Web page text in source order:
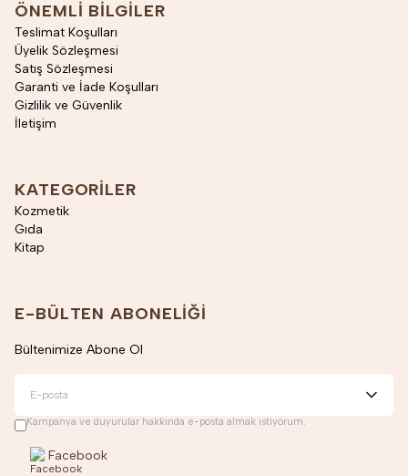
ÖNEMLI BILGILER
Teslimat Koşulları
Üyelik Sözleşmesi
Satış Sözleşmesi
Garanti ve İade Koşulları
Gizlilik ve Güvenlik
İletişim
KATEGORILER
Kozmetik
Gıda
Kitap
E-BÜLTEN ABONELIĞI
Bültenimize Abone Ol
Kampanya ve duyurular hakkında e-posta almak istiyorum.
Facebook